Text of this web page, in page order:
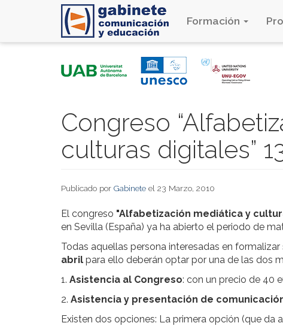
Formación
Congreso
culturas digitales”
Publicado por Gabinete el 23 Marzo, 2010
El congreso "Alfabetización mediática y
en Sevilla (España) ya ha abierto el periodo de
Todas aquellas persona interesadas en
abril para ello deberán optar por una de las dos
1. Asistencia al Congreso: con un precio de 40
2. Asistencia y presentación de
Existen dos opciones: La primera opción (que da